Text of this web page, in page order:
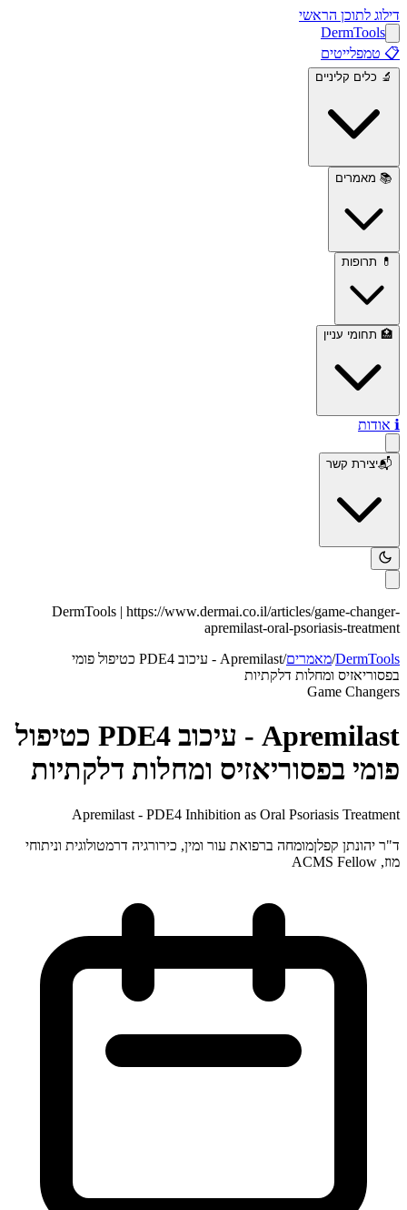
דילוג לתוכן הראשי
DermTools
📋 טמפלייטים
🔬 כלים קליניים
📚 מאמרים
💊 תרופות
🏥 תחומי עניין
ℹ️ אודות
📬יצירת קשר
DermTools | https://www.dermai.co.il/articles/game-changer-
apremilast-oral-psoriasis-treatment
DermTools
/מאמרים/
Apremilast - עיכוב PDE4 כטיפול פומי
בפסוריאזיס ומחלות דלקתיות
Game Changers
Apremilast - עיכוב PDE4 כטיפול
פומי בפסוריאזיס ומחלות דלקתיות
Apremilast - PDE4 Inhibition as Oral Psoriasis Treatment
ד"ר יהונתן קפלןמומחה ברפואת עור ומין, כירורגיה דרמטולוגית וניתוחי
מוז, ACMS Fellow